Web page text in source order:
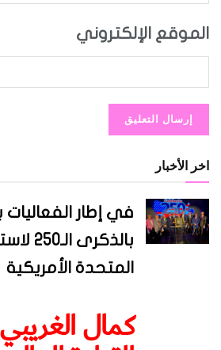
الموقع الإلكتروني
اخر الأخبار
في إطار الفعاليات
المتحدة الأمريكية
كمال